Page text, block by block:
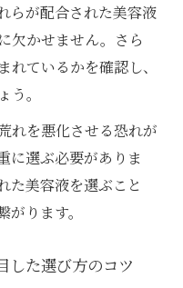
液の体感ポイント
たリアルな変化と
荒れ症状と対処法
感した美容液の注
から学ぶ選び方の
らが配合された美容液
欠かせません。さら
ているかを確認し、
。
れを悪化させる恐れが
に選ぶ必要がありま
た美容液を選ぶこと
ります。
した選び方のコツ